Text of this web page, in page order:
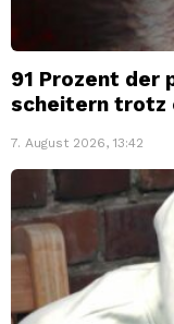
91 Prozent der
scheitern trotz
7. August 2026, 13:42